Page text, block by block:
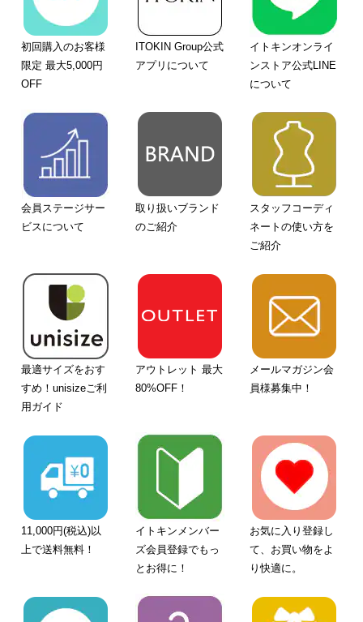
初回購入のお客様
限定 最大5,000円
OFF
ITOKIN Group公式
アプリについて
イトキンオンライ
ンストア公式LINE
について
会員ステージサー
ビスについて
取り扱いブランド
のご紹介
スタッフコーディ
ネートの使い方を
ご紹介
最適サイズをおす
すめ！unisizeご利
用ガイド
アウトレット 最大
80%OFF！
メールマガジン会
員様募集中！
11,000円(税込)以
上で送料無料！
イトキンメンバー
ズ会員登録でもっ
とお得に！
お気に入り登録し
て、お買い物をよ
り快適に。